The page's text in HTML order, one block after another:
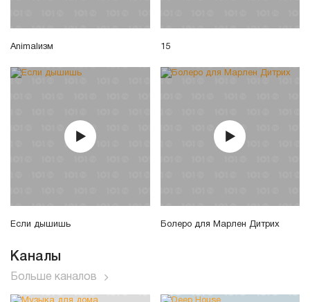
Animalизм 15
Если дышишь Болеро для Марлен Дитрих
Каналы
Больше каналов